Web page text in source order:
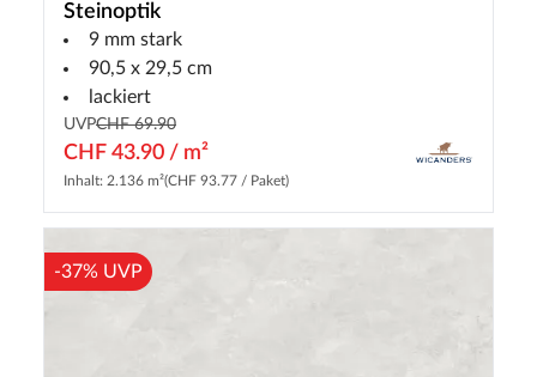
Steinoptik
9 mm stark
90,5 x 29,5 cm
lackiert
UVPCHF 69.90
CHF 43.90 / m²
Inhalt: 2.136 m²(CHF 93.77 / Paket)
-37% UVP